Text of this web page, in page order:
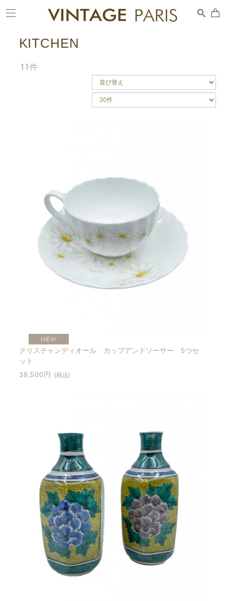
toggle
navigation
KITCHEN
11 件
NEW
クリスチャンディオール カップアンドソーサー 5つセ
ット
38,500円
(税込)